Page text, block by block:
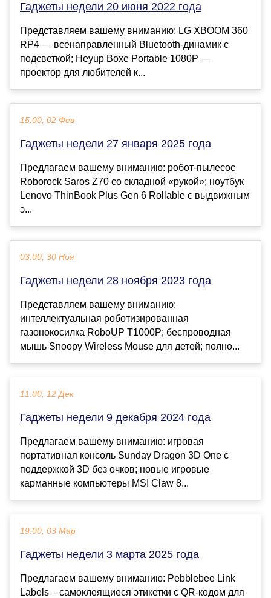
Гаджеты недели 20 июня 2022 года
Представляем вашему вниманию: LG XBOOM 360
RP4 — всенаправленный Bluetooth-динамик с
подсветкой; Heyup Boxe Portable 1080P —
проектор для любителей к...
15:00, 02 Фев
Гаджеты недели 27 января 2025 года
Предлагаем вашему вниманию: робот-пылесос
Roborock Saros Z70 со складной «рукой»; ноутбук
Lenovo ThinBook Plus Gen 6 Rollable с выдвижным
э...
03:00, 30 Ноя
Гаджеты недели 28 ноября 2023 года
Представляем вашему вниманию:
интеллектуальная роботизированная
газонокосилка RoboUP T1000P; беспроводная
мышь Snoopy Wireless Mouse для детей; полно...
11:00, 12 Дек
Гаджеты недели 9 декабря 2024 года
Предлагаем вашему вниманию: игровая
портативная консоль Sunday Dragon 3D One с
поддержкой 3D без очков; новые игровые
карманные компьютеры MSI Claw 8...
19:00, 03 Мар
Гаджеты недели 3 марта 2025 года
Предлагаем вашему вниманию: Pebblebee Link
Labels – самоклеящиеся этикетки с QR-кодом для